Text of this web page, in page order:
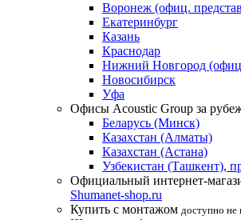
Воронеж (офиц.
Екатеринбург
Казань
Краснодар
Нижний Новгород
Новосибирск
Уфа
Офисы Acoustic Group за
Беларусь (Минск)
Казахстан (Алматы)
Казахстан (Астана)
Узбекистан (Ташкент),
Официальный интернет-
Shumanet-shop.ru
Купить с монтажом доступно не